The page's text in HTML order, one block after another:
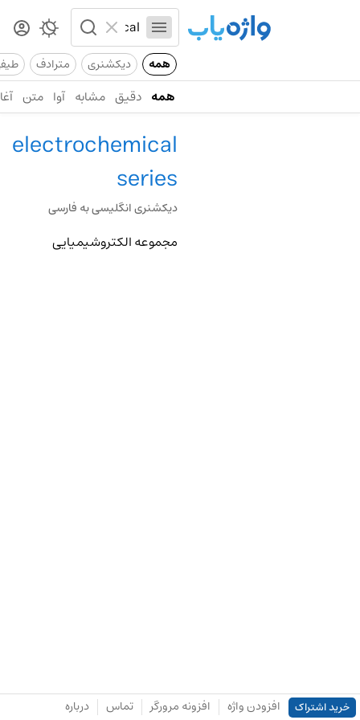
همه دیکشنری مترادف
همه دقیق مشابه آوا متن
electrochemical
series
دیکشنری انگلیسی به فارسی
مجموعه الکتروشیمیایی
خرید اشتراک افزودن واژه افزونه مرورگر تماس درباره